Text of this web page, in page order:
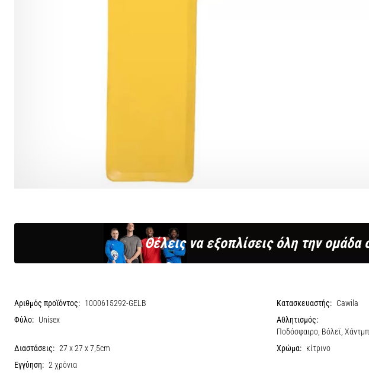
Θέλεις να εξοπλίσεις όλη την ομάδα
Αριθμός προϊόντος: 1000615292-GELB Κατασκευαστής: Cawila
Φύλο: Unisex
Αθλητισμός:
Ποδόσφαιρο, Βόλεϊ,
Διαστάσεις: 27 x 27 x 7,5cm Χρώμα: κίτρινο
Εγγύηση: 2 χρόνια